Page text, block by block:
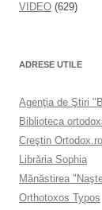
VIDEO (629)
ADRESE UTILE
Agenţia de Ştiri
Biblioteca
Creştin Ortodox.ro
Librăria Sophia
Mănăstirea
Orthotoxos Typos